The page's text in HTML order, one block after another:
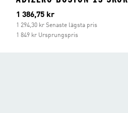
Aktuellt pris
1 386,75 kr
1 294,30 kr Senaste lägsta pris
1 849 kr Ursprungspris